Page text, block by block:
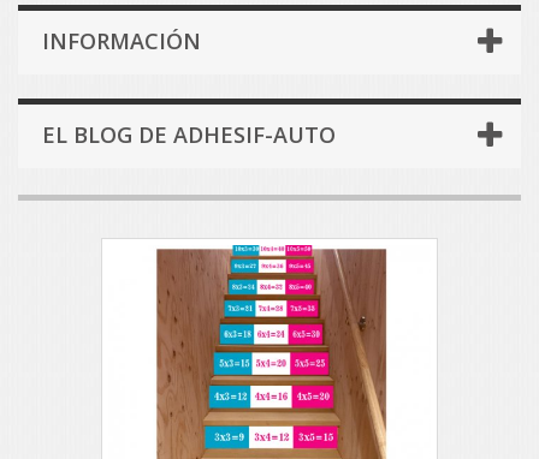
INFORMACIÓN
EL BLOG DE ADHESIF-AUTO